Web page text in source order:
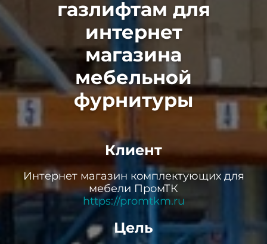
газлифтам для
интернет
магазина
мебельной
фурнитуры
Клиент
Интернет магазин комплектующих для
мебели ПромТК
https://promtkm.ru
Цель